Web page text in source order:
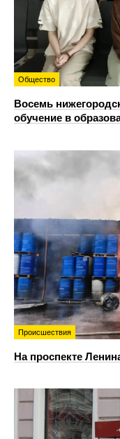
Общество
Восемь
обучение в
Происшествия
На проспекте